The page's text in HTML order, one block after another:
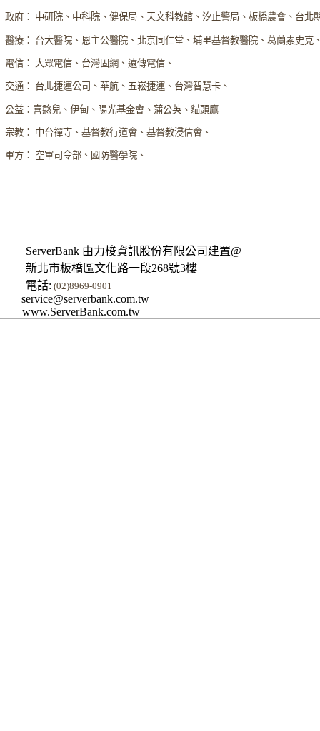
政府： 中研院、中科院、健保局、天文科教館、汐止警局、板橋農會、台北
醫療： 台大醫院、恩主公醫院、北京同仁堂、埔里基督教醫院、葛蘭素史克
電信： 大眾電信、台灣固網、遠傳電信、
交通： 台北捷運公司、華航、五崧捷運、台灣智慧卡、
公益：喜憨兒、伊甸、陽光基金會、蒲公英、貓頭鷹
宗教： 中台禪寺、基督教行道會、基督教浸信會、
軍方： 空軍司令部、國防醫學院、
ServerBank 由力梭資訊股份有限公司建置@
新北市板橋區文化路一段268號3樓
電話: (02)8969-0901
service@serverbank.com.tw
www.ServerBank.com.tw